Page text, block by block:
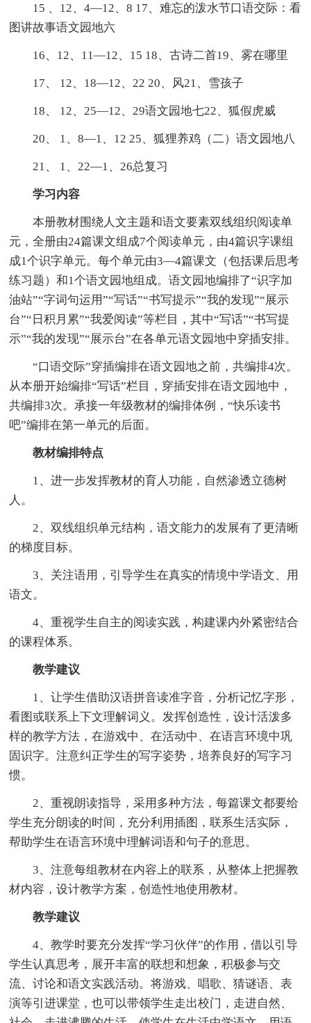
15 、12、4—12、8 17、难忘的泼水节口语交际：看
图讲故事语文园地六
16、12、11—12、15 18、古诗二首19、雾在哪里
17、 12、18—12、22 20、风21、雪孩子
18、 12、25—12、29语文园地七22、狐假虎威
20、 1、8—1、12 25、狐狸养鸡（二）语文园地八
21、 1、22—1、26总复习
学习内容
本册教材围绕人文主题和语文要素双线组织阅读单
元，全册由24篇课文组成7个阅读单元，由4篇识字课组
成1个识字单元。每个单元由3—4篇课文（包括课后思考
练习题）和1个语文园地组成。语文园地编排了“识字加
油站”“字词句运用”“写话”“书写提示”“我的发现”“展示
台”“日积月累”“我爱阅读”等栏目，其中“写话”“书写提
示”“我的发现”“展示台”在各单元语文园地中穿插安排。
“口语交际”穿插编排在语文园地之前，共编排4次。
从本册开始编排“写话”栏目，穿插安排在语文园地中，
共编排3次。承接一年级教材的编排体例，“快乐读书
吧”编排在第一单元的后面。
教材编排特点
1、进一步发挥教材的育人功能，自然渗透立德树
人。
2、双线组织单元结构，语文能力的发展有了更清晰
的梯度目标。
3、关注语用，引导学生在真实的情境中学语文、用
语文。
4、重视学生自主的阅读实践，构建课内外紧密结合
的课程体系。
教学建议
1、让学生借助汉语拼音读准字音，分析记忆字形，
看图或联系上下文理解词义。发挥创造性，设计活泼多
样的教学方法，在游戏中、在活动中、在语言环境中巩
固识字。注意纠正学生的写字姿势，培养良好的写字习
惯。
2、重视朗读指导，采用多种方法，每篇课文都要给
学生充分朗读的时间，充分利用插图，联系生活实际，
帮助学生在语言环境中理解词语和句子的意思。
3、注意每组教材在内容上的联系，从整体上把握教
材内容，设计教学方案，创造性地使用教材。
教学建议
4、教学时要充分发挥“学习伙伴”的作用，借以引导
学生认真思考，展开丰富的联想和想象，积极参与交
流、讨论和语文实践活动。将游戏、唱歌、猜谜语、表
演等引进课堂，也可以带领学生走出校门，走进自然、